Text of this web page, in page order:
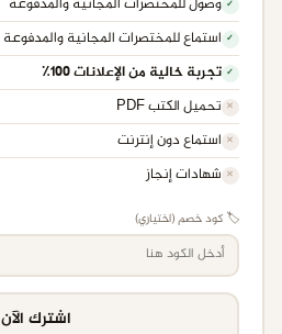
✓
✓ استماع للمختصرات المجانية والمدفوعة
✓ تجربة خالية من الإعلانات ١٠٠٪
✕ تحميل الكتب PDF
✕ استماع دون إنترنت
✕ شهادات إنجاز
🏷️ كود خصم (اختياري)
اشترك الآن